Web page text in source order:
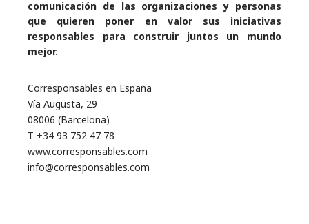
comunicación de las organizaciones y personas
que quieren poner en valor sus iniciativas
responsables para construir juntos un mundo
mejor.
Corresponsables en España
Vía Augusta, 29
08006 (Barcelona)
T +34 93 752 47 78
www.corresponsables.com
info@corresponsables.com